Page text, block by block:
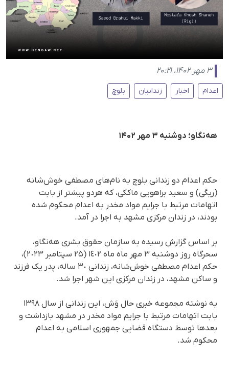
۳ مهر ۱۴۰۲، ۲۰:۲۱
اعدام اخبار زندانیان بلوچ
هه‌نگاو؛ دوشنبه ۳ مهر ۱۴۰۲
حکم اعدام دو زندانی بلوچ به نام‌های مصطفی خوش‌شانه
(ریگی) و سعید براهویی ماککی، که هردو پیشتر از بابت
اتهامات مرتبط با جرایم مواد مخدر به اعدام محکوم شده
بودند، در زندان مرکزی مشهد به اجرا در آمد.
بر اساس گزارش رسیده به سازمان حقوق بشری هه‌نگاو،
سحرگاه روز دوشنبه ٣ مهر ماه ماه ١٤٠٢ (٢۵ سپتامبر ٢٠٢٣)،
حکم اعدام مصطفی خوش‌شانه، زندانی ٣٠ ساله، پدر یک فرزند
و ساکن مشهد، در زندان مرکزی این شهر اجرا شد.
به نوشته مجموعه خبری حال وَش، این زندانی از سال ١٣٩٨
بابت اتهامات مرتبط با جرایم مواد مخدر در مشهد بازداشت و
بعدها توسط دستگاه قضایی جمهوری اسلامی به اعدام
محکوم شد.